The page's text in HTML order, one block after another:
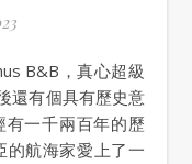
還有個具有歷史意
一千兩百年的歷
的航海家愛上了一